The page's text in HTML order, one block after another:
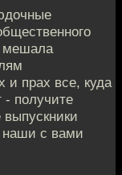
мешала
и прах все, куда
- получите
наши с вами